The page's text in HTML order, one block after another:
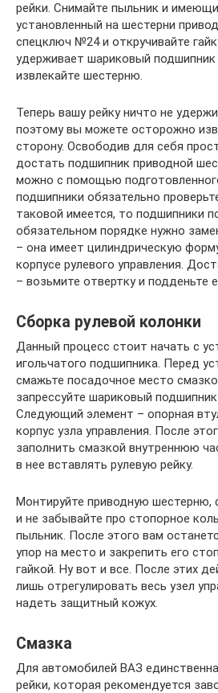
рейки. Снимайте пыльник и
установленный на шестерни
спецключ №24 и откручивайте
удерживает шариковый подшипник
извлекайте шестерню.
Теперь вашу рейку ничто не
поэтому вы можете осторожно
сторону. Освободив для себя
достать подшипник приводной
можно с помощью
подшипники обязательно
таковой имеется, то подшипники
обязательном порядке нужно
– она имеет цилиндрическую
корпусе рулевого управления.
– возьмите отвертку и подденьте
Сборка рулевой колонки
Данный процесс стоит начать с
игольчатого подшипника. Перед
смажьте посадочное место
запрессуйте шариковый
Следующий элемент – опорная
корпус узла управления. После
заполнить смазкой внутреннюю
в нее вставлять рулевую рейку.
Монтируйте приводную шестерню,
и не забывайте про стопорное
пыльник. После этого вам
упор на место и закрепить его
гайкой. Ну вот и все. После этих
лишь отрегулировать весь узел
надеть защитный кожух.
Смазка
Для автомобилей ВАЗ
рейки, которая рекомендуется